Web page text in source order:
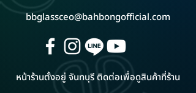
bbglassceo@bahbongofficial.com
หน้าร้านตั้งอยู่ จันทบุรี ติดต่อเพื่อดูสินค้าที่ร้าน